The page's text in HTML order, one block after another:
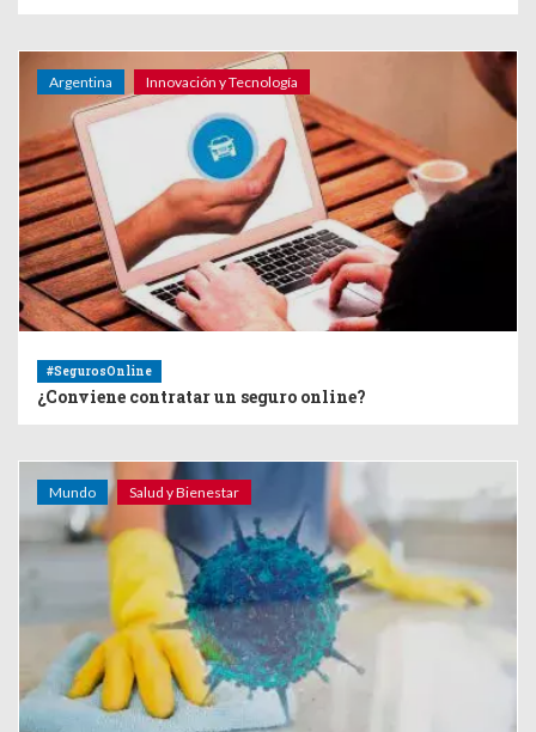
Argentina Innovación y Tecnología
#SegurosOnline
¿Conviene contratar un seguro online?
Mundo Salud y Bienestar